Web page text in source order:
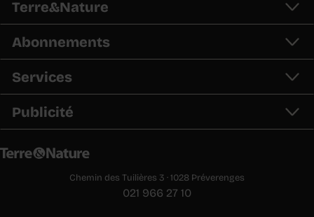
Terre&Nature
Abonnements
Services
Publicité
Chemin des Tuilières 3 · 1028 Préverenges
021 966 27 10